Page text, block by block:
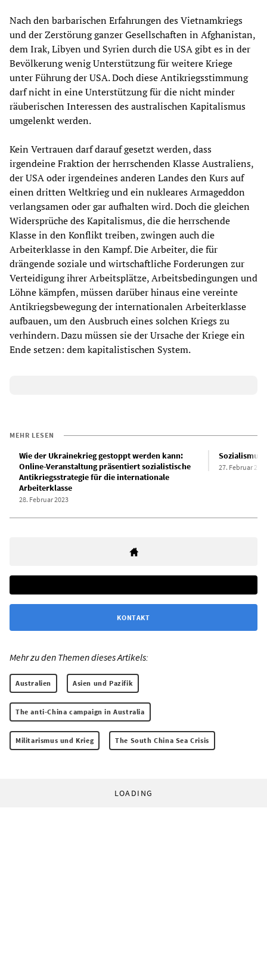
Nach den barbarischen Erfahrungen des Vietnamkriegs
und der Zerstörung ganzer Gesellschaften in Afghanistan,
dem Irak, Libyen und Syrien durch die USA gibt es in der
Bevölkerung wenig Unterstützung für weitere Kriege
unter Führung der USA. Doch diese Antikriegsstimmung
darf nicht in eine Unterstützung für die nicht minder
räuberischen Interessen des australischen Kapitalismus
umgelenkt werden.
Kein Vertrauen darf darauf gesetzt werden, dass
irgendeine Fraktion der herrschenden Klasse Australiens,
der USA oder irgendeines anderen Landes den Kurs auf
einen dritten Weltkrieg und ein nukleares Armageddon
verlangsamen oder gar aufhalten wird. Doch die gleichen
Widersprüche des Kapitalismus, die die herrschende
Klasse in den Konflikt treiben, zwingen auch die
Arbeiterklasse in den Kampf. Die Arbeiter, die für
drängende soziale und wirtschaftliche Forderungen zur
Verteidigung ihrer Arbeitsplätze, Arbeitsbedingungen und
Löhne kämpfen, müssen darüber hinaus eine vereinte
Antikriegsbewegung der internationalen Arbeiterklasse
aufbauen, um den Ausbruch eines solchen Kriegs zu
verhindern. Dazu müssen sie der Ursache der Kriege ein
Ende setzen: dem kapitalistischen System.
MEHR LESEN
Wie der Ukrainekrieg gestoppt werden kann:
Online-Veranstaltung präsentiert sozialistische
Antikriegsstrategie für die internationale
Arbeiterklasse
28. Februar 2023
Sozialismus
27. Februar
KONTAKT
Mehr zu den Themen dieses Artikels:
Australien Asien und Pazifik
The anti-China campaign in Australia
Militarismus und Krieg The South China Sea Crisis
LOADING